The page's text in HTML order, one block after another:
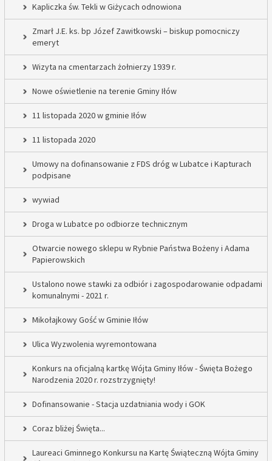
Kapliczka św. Tekli w Giżycach odnowiona
Zmarł J.E. ks. bp Józef Zawitkowski – biskup pomocniczy
emeryt
Wizyta na cmentarzach żołnierzy 1939 r.
Nowe oświetlenie na terenie Gminy Iłów
11 listopada 2020 w gminie Iłów
11 listopada 2020
Umowy na dofinansowanie z FDS dróg w Lubatce i Kapturach
podpisane
wywiad
Droga w Lubatce po odbiorze technicznym
Otwarcie nowego sklepu w Rybnie Państwa Bożeny i Adama
Papierowskich
Ustalono nowe stawki za odbiór i zagospodarowanie odpadami
komunalnymi - 2021 r.
Mikołajkowy Gość w Gminie Iłów
Ulica Wyzwolenia wyremontowana
Konkurs na oficjalną kartkę Wójta Gminy Iłów - Święta Bożego
Narodzenia 2020 r. rozstrzygnięty!
Dofinansowanie - Stacja uzdatniania wody i GOK
Coraz bliżej Święta...
Laureaci Gminnego Konkursu na Kartę Świąteczną Wójta Gminy